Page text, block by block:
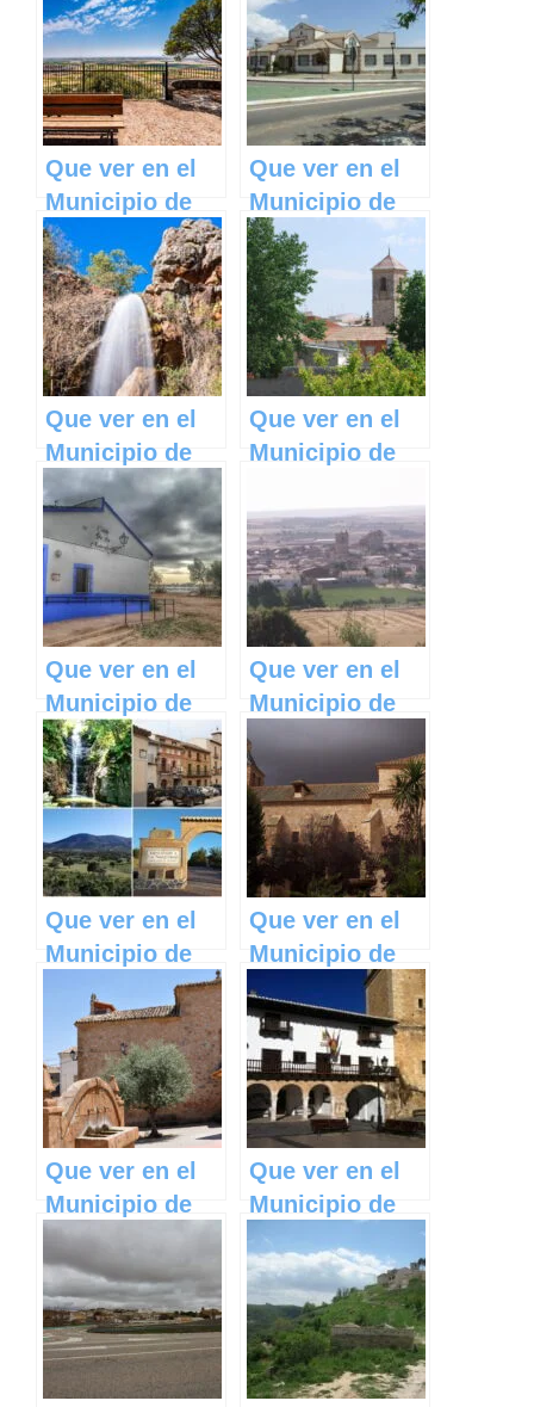
Que ver en el
Municipio de
Villarrubia de
los Ojos en
Castilla La
Mancha
Que ver en el
Municipio de
Los Cortijos en
Castilla La
Mancha
Que ver en el
Municipio de
Horcajo de los
Montes en
Castilla La
Mancha
Que ver en el
Municipio de
los Llanos en
Castilla La
Mancha
Que ver en el
Municipio de
Villafranca de
los Caballeros
en Castilla La
Mancha
Que ver en el
Municipio de
Los Hinojosos
en Castilla La
Mancha
Que ver en el
Municipio de
Navalucillos en
Castilla La
Mancha
Que ver en el
Municipio de
Los Pozuelos
de Calatrava en
Castilla La
Mancha
Que ver en el
Municipio de
Los
Valdecolmenas
en Castilla La
Mancha
Que ver en el
Municipio de
Tarazona de la
Mancha en
Castilla La
Mancha